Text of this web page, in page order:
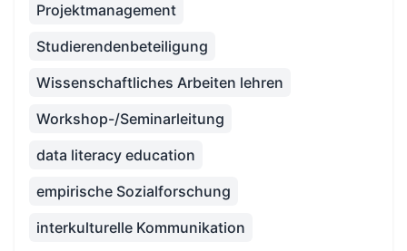
Projektmanagement
Studierendenbeteiligung
Wissenschaftliches Arbeiten lehren
Workshop-/Seminarleitung
data literacy education
empirische Sozialforschung
interkulturelle Kommunikation